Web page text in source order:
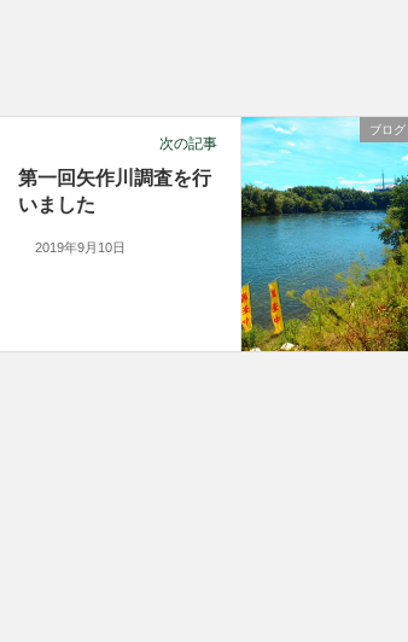
ブログ
次の記事
第一回矢作川調査を行
いました
2019年9月10日